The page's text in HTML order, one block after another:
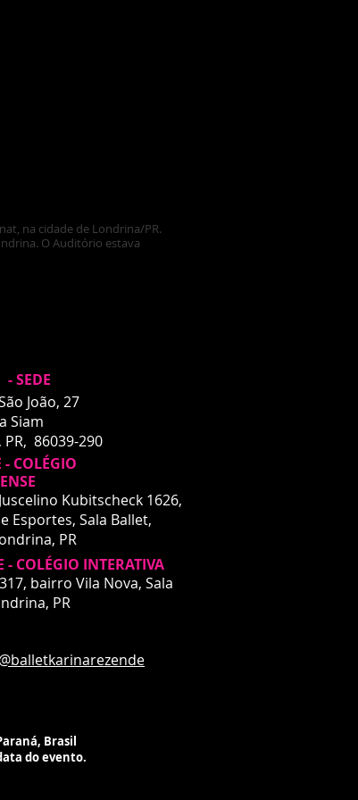
na cidade de Londrina/PR.
O Auditório estava
João, 27
Siam
86039-290
SEDE
INTERATIVA
Nova
liberação de espaço
aulas
COLÉGIO
Kubitscheck 1626,
Esportes, Sala Ballet,
PR
- COLÉGIO INTERATIVA
bairro Vila Nova, Sala
PR
@balletkarinarezende
Brasil
do evento.